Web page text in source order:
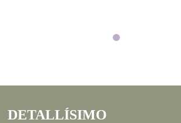
DETALLÍSIMO